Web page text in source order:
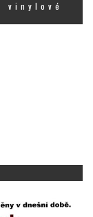
vinylové